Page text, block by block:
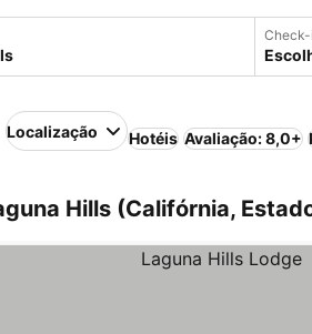
Localização Hotéis Avaliação: 8,0+
Hills (Califórnia,